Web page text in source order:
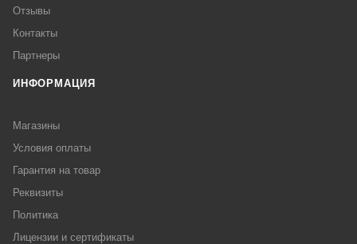
Отзывы
Контакты
Партнеры
ИНФОРМАЦИЯ
Магазины
Условия оплаты
Гарантия на товар
Реквизиты
Политика
Лицензии и сертификаты